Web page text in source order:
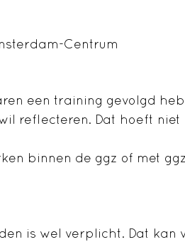
Centrum
een training gevolgd
reflecteren. Dat hoeft niet
binnen de ggz of met
is wel verplicht. Dat kan